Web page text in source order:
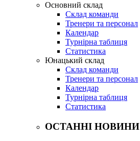
Основний склад
Склад команди
Тренери та персонал
Календар
Турнірна таблиця
Статистика
Юнацький склад
Склад команди
Тренери та персонал
Календар
Турнірна таблиця
Статистика
ОСТАННІ НОВИНИ